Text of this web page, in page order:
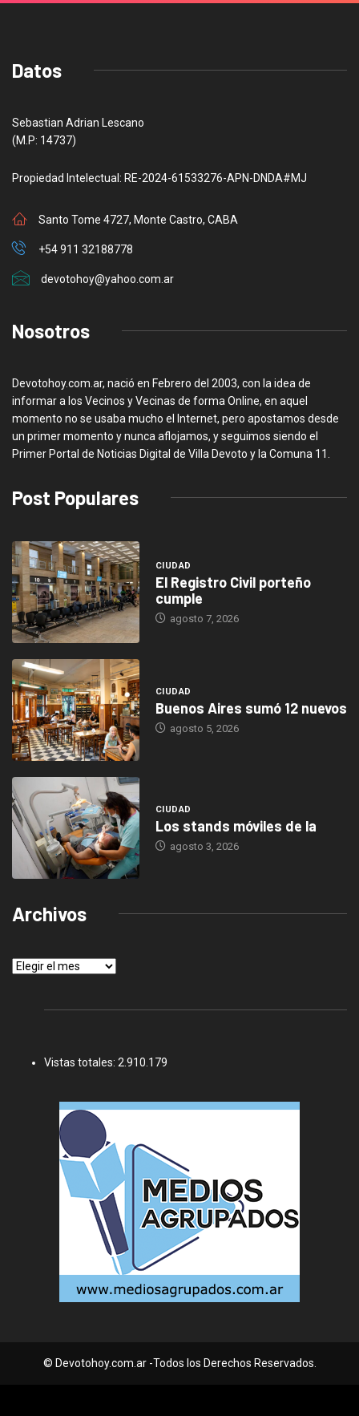
Datos
Sebastian Adrian Lescano
(M.P: 14737)
Propiedad Intelectual: RE-2024-61533276-APN-DNDA#MJ
Santo Tome 4727, Monte Castro, CABA
+54 911 32188778
devotohoy@yahoo.com.ar
Nosotros
Devotohoy.com.ar, nació en Febrero del 2003, con la idea de
informar a los Vecinos y Vecinas de forma Online, en aquel
momento no se usaba mucho el Internet, pero apostamos desde
un primer momento y nunca aflojamos, y seguimos siendo el
Primer Portal de Noticias Digital de Villa Devoto y la Comuna 11.
Post Populares
CIUDAD
El Registro Civil porteño
cumple
agosto 7, 2026
CIUDAD
Buenos Aires sumó 12 nuevos
agosto 5, 2026
CIUDAD
Los stands móviles de la
agosto 3, 2026
Archivos
Archivos
Vistas totales: 2.910.179
© Devotohoy.com.ar -Todos los Derechos Reservados.